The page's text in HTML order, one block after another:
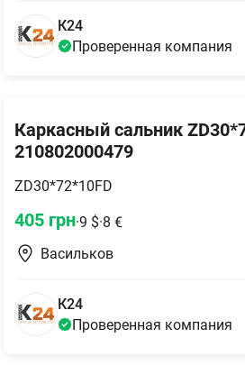
К24
Проверенная компания
Каркасный сальник
210802000479
ZD30*72*10FD
405 грн·9 $·8 €
Васильков
К24
Проверенная компания